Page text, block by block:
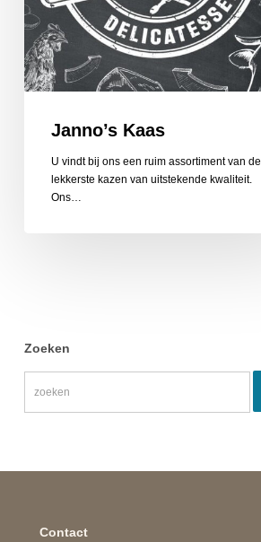
Janno’s Kaas
U vindt bij ons een ruim assortiment van de
lekkerste kazen van uitstekende kwaliteit.
Ons…
Zoeken
Contact